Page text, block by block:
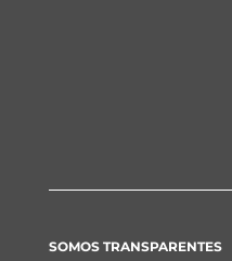
SOMOS TRANSPARENTES